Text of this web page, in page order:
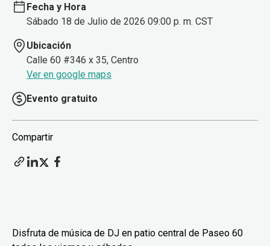
Fecha y Hora
Sábado 18 de Julio de 2026 09:00 p. m. CST
Ubicación
Calle 60 #346 x 35, Centro
Ver en google maps
Evento gratuito
Compartir
Disfruta de música de DJ en patio central de Paseo 60